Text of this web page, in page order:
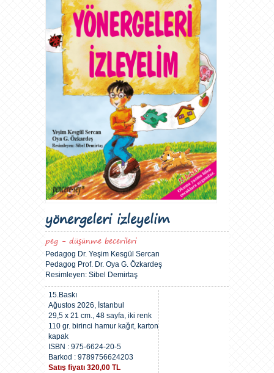
yönergeleri izleyelim
peg - düşünme becerileri
Pedagog Dr. Yeşim Kesgül Sercan
Pedagog Prof. Dr. Oya G. Özkardeş
Resimleyen: Sibel Demirtaş
15.Baskı
Ağustos 2026, İstanbul
29,5 x 21 cm., 48 sayfa, iki renk
110 gr. birinci hamur kağıt, karton
kapak
ISBN : 975-6624-20-5
Barkod : 9789756624203
Satış fiyatı 320,00 TL